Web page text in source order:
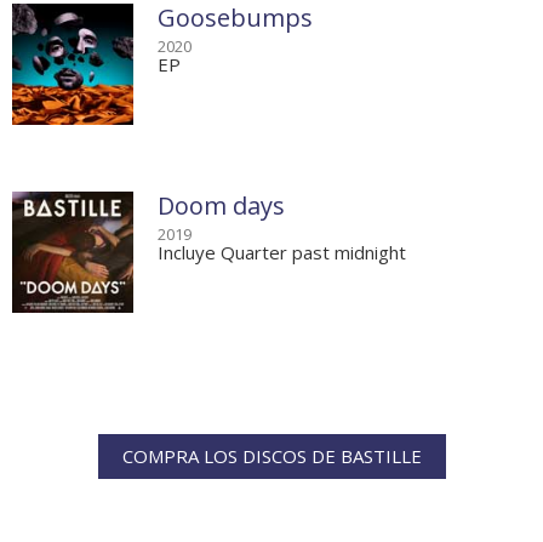
Goosebumps
2020
EP
Doom days
2019
Incluye Quarter past midnight
COMPRA LOS DISCOS DE BASTILLE